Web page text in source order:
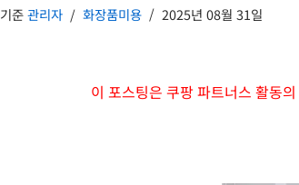
기준관리자 화장품미용 2025년 08월 31일
이 포스팅은 쿠팡 파트너스 활동